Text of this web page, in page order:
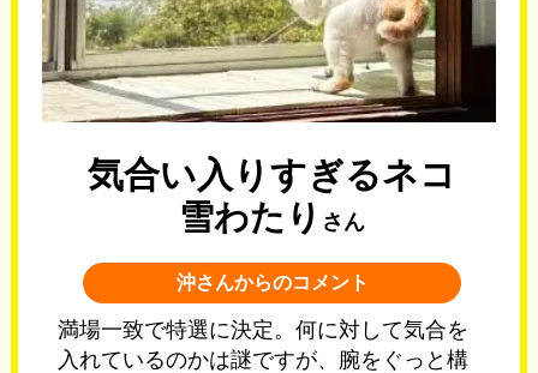
気合い入りすぎるネコ
雪わたり さん
沖さんからのコメント
満場一致で特選に決定。何に対して気合を
入れているのかは謎ですが、腕をぐっと構